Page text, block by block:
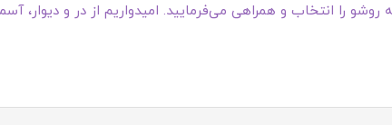
را انتخاب و همراهی می‌فرمایید. امیدواریم از در و دیوار،